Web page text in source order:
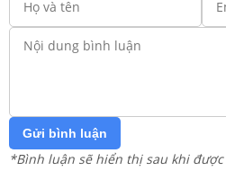
Gửi bình luận
*Bình luận sẽ hiển thị sau khi